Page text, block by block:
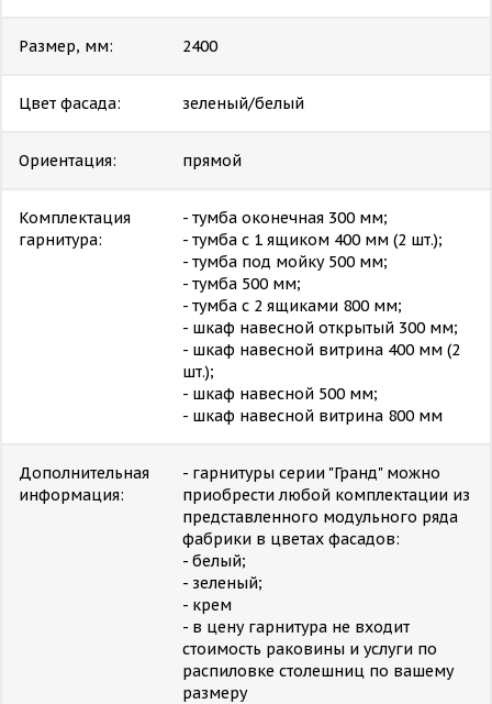
Размер, мм: 2400
Цвет фасада: зеленый/белый
Ориентация: прямой
Комплектация
гарнитура:
- тумба оконечная 300 мм;
- тумба с 1 ящиком 400 мм (2 шт.);
- тумба под мойку 500 мм;
- тумба 500 мм;
- тумба с 2 ящиками 800 мм;
- шкаф навесной открытый 300 мм;
- шкаф навесной витрина 400 мм (2
шт.);
- шкаф навесной 500 мм;
- шкаф навесной витрина 800 мм
Дополнительная
информация:
- гарнитуры серии "Гранд" можно
приобрести любой комплектации из
представленного модульного ряда
фабрики в цветах фасадов:
- белый;
- зеленый;
- крем
- в цену гарнитура не входит
стоимость раковины и услуги по
распиловке столешниц по вашему
размеру